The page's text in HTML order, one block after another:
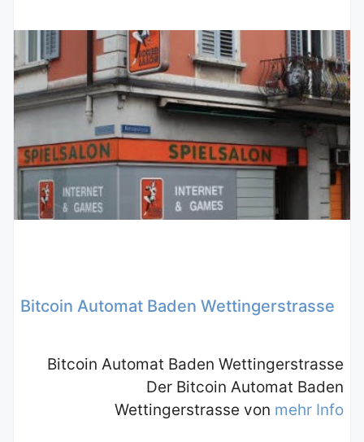
Bitcoin Automat Baden Wettingerstrasse
Bitcoin Automat Baden Wettingerstrasse
Der Bitcoin Automat Baden
Wettingerstrasse von mehr Info